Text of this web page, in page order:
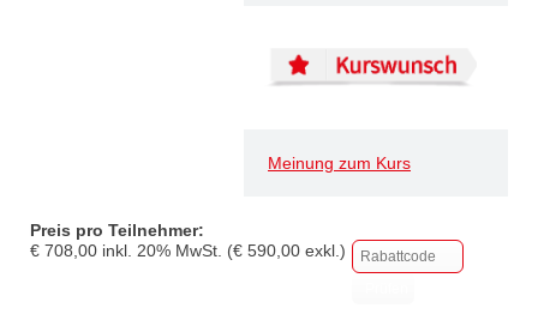
Meinung zum Kurs
Preis pro Teilnehmer:
€ 708,00 inkl. 20% MwSt. (€ 590,00 exkl.)